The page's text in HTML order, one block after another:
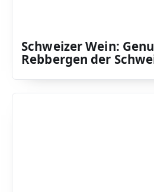
Schweizer Wein:
Rebbergen der